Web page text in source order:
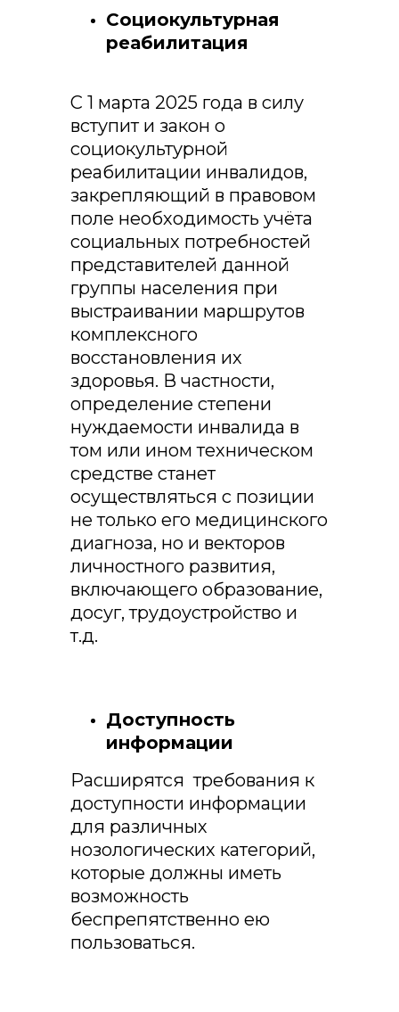
Социокультурная
реабилитация
С 1 марта 2025 года в силу
вступит и закон о
социокультурной
реабилитации инвалидов,
закрепляющий в правовом
поле необходимость учёта
социальных потребностей
представителей данной
группы населения при
выстраивании маршрутов
комплексного
восстановления их
здоровья. В частности,
определение степени
нуждаемости инвалида в
том или ином техническом
средстве станет
осуществляться с позиции
не только его медицинского
диагноза, но и векторов
личностного развития,
включающего образование,
досуг, трудоустройство и
т.д.
Доступность
информации
Расширятся требования к
доступности информации
для различных
нозологических категорий,
которые должны иметь
возможность
беспрепятственно ею
пользоваться.